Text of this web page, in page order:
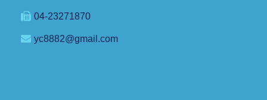
04-23271870
yc8882@gmail.com